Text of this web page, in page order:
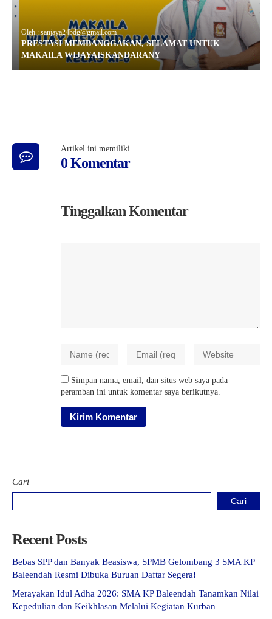
Oleh : sanjaya24bdg@gmail.com
PRESTASI MEMBANGGAKAN, SELAMAT UNTUK
MAKAILA WIJAYAISKANDARANY
Artikel ini memiliki
0 Komentar
Tinggalkan Komentar
Simpan nama, email, dan situs web saya pada
peramban ini untuk komentar saya berikutnya.
Cari
Cari
Recent Posts
Bebas SPP dan Banyak Beasiswa, SPMB Gelombang 3 SMA KP
Baleendah Resmi Dibuka Buruan Daftar Segera!
Merayakan Idul Adha 2026: SMA KP Baleendah Tanamkan Nilai
Kepedulian dan Keikhlasan Melalui Kegiatan Kurban